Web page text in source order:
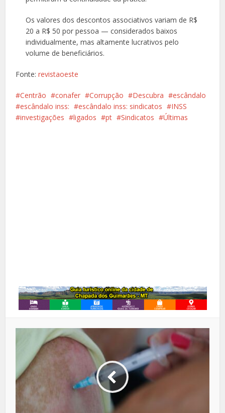
Os valores dos descontos associativos variam de R$
20 a R$ 50 por pessoa — considerados baixos
individualmente, mas altamente lucrativos pelo
volume de beneficiários.
Fonte:revistaoeste
Centrão conafer Corrupção Descubra
escândalo
escândalo inss:
escândalo inss: sindicatos
INSS
investigações
ligados pt Sindicatos Últimas